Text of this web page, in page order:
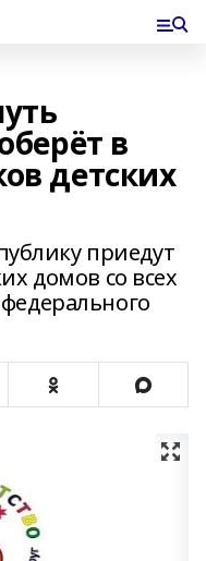
в
детских
приедут
домов со всех